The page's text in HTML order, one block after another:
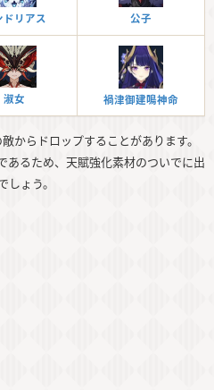
ドリアス 公子
淑女 禍津御建鳴神命
からドロップすることがあります。
あるため、天賦強化素材のついでに出
ょう。